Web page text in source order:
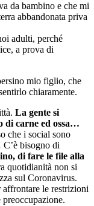
da bambino e che mi
abbandonata priva
adulti, perché
a prova di
mio figlio, che
chiaramente.
La gente si
di carne ed ossa…
che i social sono
bisogno di
di fare le file alla
quotidianità non si
sul Coronavirus.
le restrizioni